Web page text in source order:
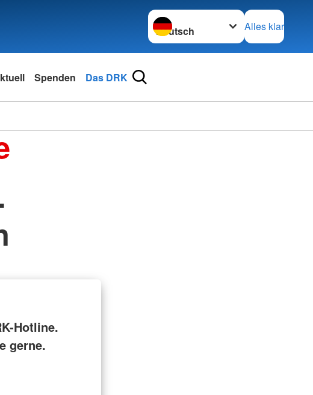
Sprache wechseln zu
Alles klar
Spenden Das DRK
Hotline.
gerne.